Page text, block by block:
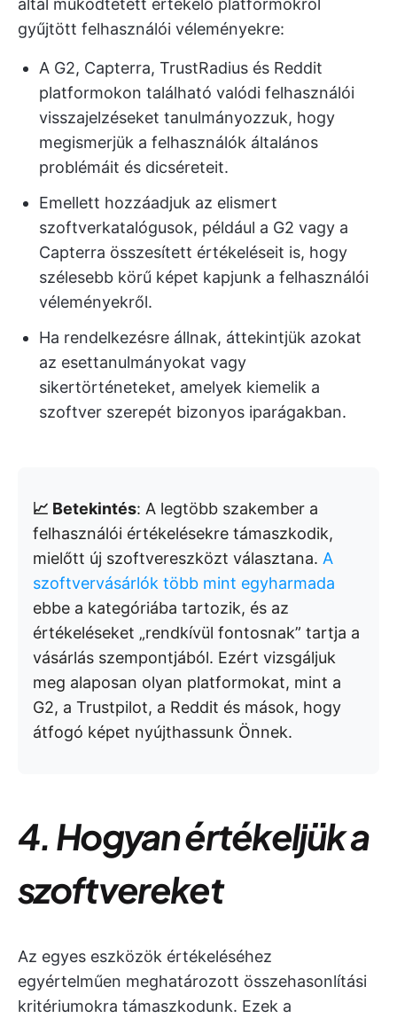
által működtetett értékelő platformokról
gyűjtött felhasználói véleményekre:
A G2, Capterra, TrustRadius és Reddit
platformokon található valódi felhasználói
visszajelzéseket tanulmányozzuk, hogy
megismerjük a felhasználók általános
problémáit és dicséreteit.
Emellett hozzáadjuk az elismert
szoftverkatalógusok, például a G2 vagy a
Capterra összesített értékeléseit is, hogy
szélesebb körű képet kapjunk a felhasználói
véleményekről.
Ha rendelkezésre állnak, áttekintjük azokat
az esettanulmányokat vagy
sikertörténeteket, amelyek kiemelik a
szoftver szerepét bizonyos iparágakban.
📈 Betekintés: A legtöbb szakember a
felhasználói értékelésekre támaszkodik,
mielőtt új szoftvereszközt választana. A
szoftvervásárlók több mint egyharmada
ebbe a kategóriába tartozik, és az
értékeléseket „rendkívül fontosnak” tartja a
vásárlás szempontjából. Ezért vizsgáljuk
meg alaposan olyan platformokat, mint a
G2, a Trustpilot, a Reddit és mások, hogy
átfogó képet nyújthassunk Önnek.
4. Hogyan értékeljük a
szoftvereket
Az egyes eszközök értékeléséhez
egyértelműen meghatározott összehasonlítási
kritériumokra támaszkodunk. Ezek a